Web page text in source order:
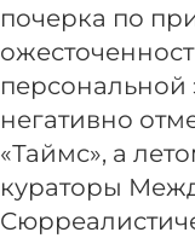
почерка по
персональной
негативно
«Таймс», а
кураторы